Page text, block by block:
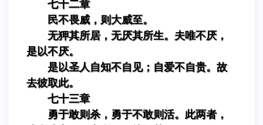
七十二章
民不畏威，则大威至。
无狎其所居，无厌其所生。夫唯不厌，
是以不厌。
是以圣人自知不自见；自爱不自贵。故
去彼取此。
七十三章
勇于敢则杀，勇于不敢则活。此两者，